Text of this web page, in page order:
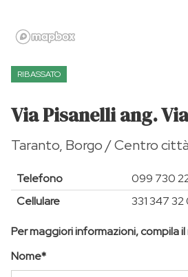
RIBASSATO
Via Pisanelli ang.
Taranto, Borgo / Centro città
Telefono
099 730
Cellulare
331 347 32
Per maggiori informazioni, compila
Nome*